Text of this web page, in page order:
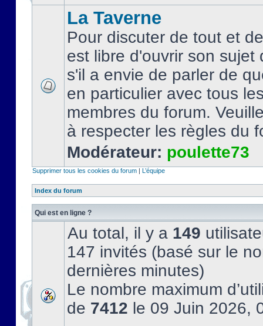
La Taverne
Pour discuter de tout et
est libre d'ouvrir son sujet
s'il a envie de parler de
en particulier avec tous
membres du forum.
à respecter les règles du
Modérateur: poulette73
Supprimer tous les cookies du forum | L’équipe
Index du forum
Qui est en ligne ?
Au total, il y a 149
147 invités (basé sur le
dernières minutes)
Le nombre maximum
de 7412 le 09 Juin 2026,